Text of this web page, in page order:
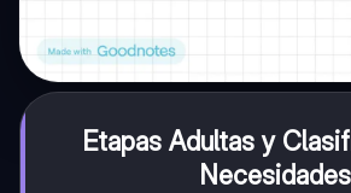
Etapas Adultas y
Necesidades